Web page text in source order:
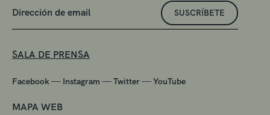
SUSCRÍBETE
SALA DE PRENSA
Facebook — Instagram —Twitter—YouTube
MAPA WEB